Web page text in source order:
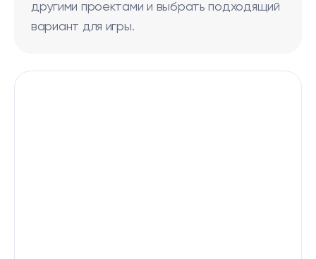
другими проектами и выбрать подходящий
вариант для игры.